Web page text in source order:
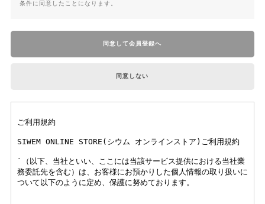
条件に同意したことになります。
同意して会員登録へ
同意しない